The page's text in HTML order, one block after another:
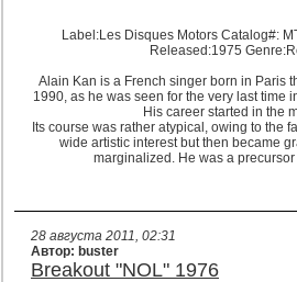
Label:Les Disques Motors Catalog#:
Released:1975
Alain Kan is a French singer born in Paris
1990, as he was seen for the very last time
His career started in the
Its course was rather atypical, owing to the
wide artistic interest but then became
marginalized. He was a
28 августа 2011, 02:31
Автор: buster
Breakout "NOL" 1976